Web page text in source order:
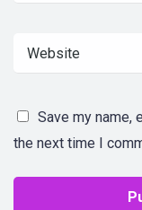
Save my name,
the next time I